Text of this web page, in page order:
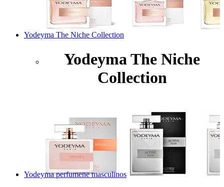
Yodeyma The Niche Collection
Yodeyma The Niche
Collection
Yodeyma perfumene masculinos